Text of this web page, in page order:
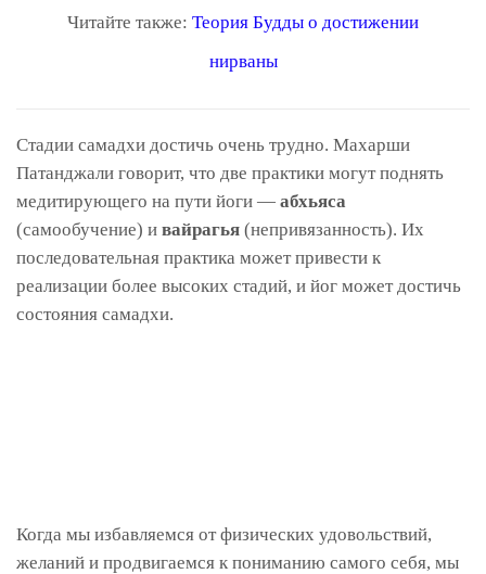
Читайте также: Теория Будды о достижении
нирваны
Стадии самадхи достичь очень трудно. Махарши
Патанджали говорит, что две практики могут поднять
медитирующего на пути йоги — абхьяса
(самообучение) и вайрагья (непривязанность). Их
последовательная практика может привести к
реализации более высоких стадий, и йог может достичь
состояния самадхи.
Когда мы избавляемся от физических удовольствий,
желаний и продвигаемся к пониманию самого себя, мы